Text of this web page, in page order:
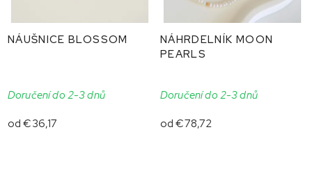
NÁUŠNICE BLOSSOM
Doručení do 2-3 dnů
od €36,17
NÁHRDELNÍK MOON
PEARLS
Doručení do 2-3 dnů
od €78,72